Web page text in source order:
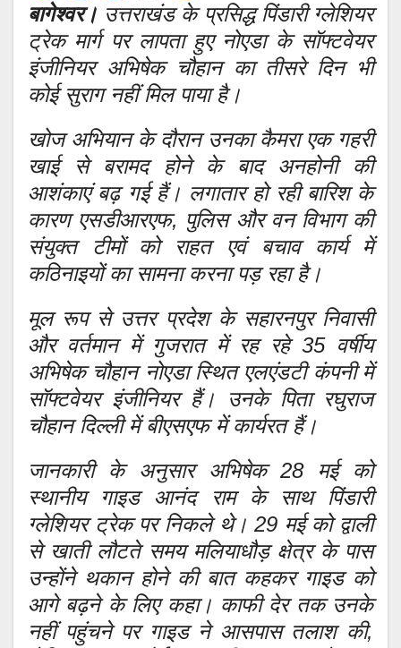
बागेश्वर। उत्तराखंड के प्रसिद्ध पिंडारी ग्लेशियर
ट्रेक मार्ग पर लापता हुए नोएडा के सॉफ्टवेयर
इंजीनियर अभिषेक चौहान का तीसरे दिन भी
कोई सुराग नहीं मिल पाया है।
खोज अभियान के दौरान उनका कैमरा एक गहरी
खाई से बरामद होने के बाद अनहोनी की
आशंकाएं बढ़ गई हैं। लगातार हो रही बारिश के
कारण एसडीआरएफ, पुलिस और वन विभाग की
संयुक्त टीमों को राहत एवं बचाव कार्य में
कठिनाइयों का सामना करना पड़ रहा है।
मूल रूप से उत्तर प्रदेश के सहारनपुर निवासी
और वर्तमान में गुजरात में रह रहे 35 वर्षीय
अभिषेक चौहान नोएडा स्थित एलएंडटी कंपनी में
सॉफ्टवेयर इंजीनियर हैं। उनके पिता रघुराज
चौहान दिल्ली में बीएसएफ में कार्यरत हैं।
जानकारी के अनुसार अभिषेक 28 मई को
स्थानीय गाइड आनंद राम के साथ पिंडारी
ग्लेशियर ट्रेक पर निकले थे। 29 मई को द्वाली
से खाती लौटते समय मलियाधौड़ क्षेत्र के पास
उन्होंने थकान होने की बात कहकर गाइड को
आगे बढ़ने के लिए कहा। काफी देर तक उनके
नहीं पहुंचने पर गाइड ने आसपास तलाश की,